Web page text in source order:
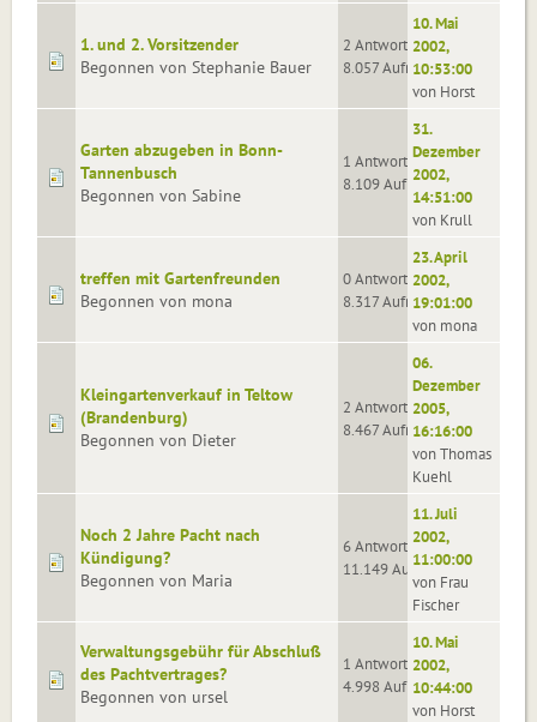
1. und 2. Vorsitzender
Begonnen von Stephanie Bauer
2 Antworten
8.057 Aufrufe
10. Mai
2002,
10:53:00
von Horst
Garten abzugeben in Bonn-
Tannenbusch
Begonnen von Sabine
1 Antworten
8.109 Aufrufe
31.
Dezember
2002,
14:51:00
von Krull
treffen mit Gartenfreunden
Begonnen von mona
0 Antworten
8.317 Aufrufe
23. April
2002,
19:01:00
von mona
Kleingartenverkauf in Teltow
(Brandenburg)
Begonnen von Dieter
2 Antworten
8.467 Aufrufe
06.
Dezember
2005,
16:16:00
von Thomas
Kuehl
Noch 2 Jahre Pacht nach
Kündigung?
Begonnen von Maria
6 Antworten
11.149 Aufrufe
11. Juli
2002,
11:00:00
von Frau
Fischer
Verwaltungsgebühr für Abschluß
des Pachtvertrages?
Begonnen von ursel
1 Antworten
4.998 Aufrufe
10. Mai
2002,
10:44:00
von Horst